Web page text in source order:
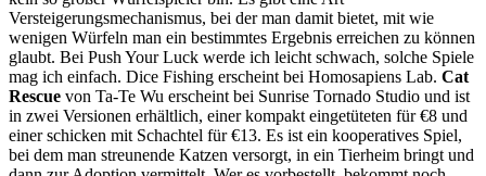
Versteigerungsmechanismus, bei der man damit bietet, mit wie
wenigen Würfeln man ein bestimmtes Ergebnis erreichen zu können
glaubt. Bei Push Your Luck werde ich leicht schwach, solche Spiele
mag ich einfach. Dice Fishing erscheint bei Homosapiens Lab. Cat
Rescue von Ta-Te Wu erscheint bei Sunrise Tornado Studio und ist
in zwei Versionen erhältlich, einer kompakt eingetüteten für €8 und
einer schicken mit Schachtel für €13. Es ist ein kooperatives Spiel,
bei dem man streunende Katzen versorgt, in ein Tierheim bringt und